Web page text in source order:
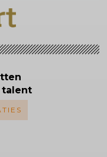
talent